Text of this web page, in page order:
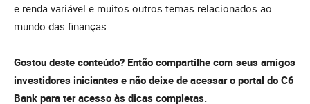
e renda variável e muitos outros temas relacionados ao
mundo das finanças.
Gostou deste conteúdo? Então compartilhe com seus amigos
investidores iniciantes e não deixe de acessar o portal do C6
Bank para ter acesso às dicas completas.